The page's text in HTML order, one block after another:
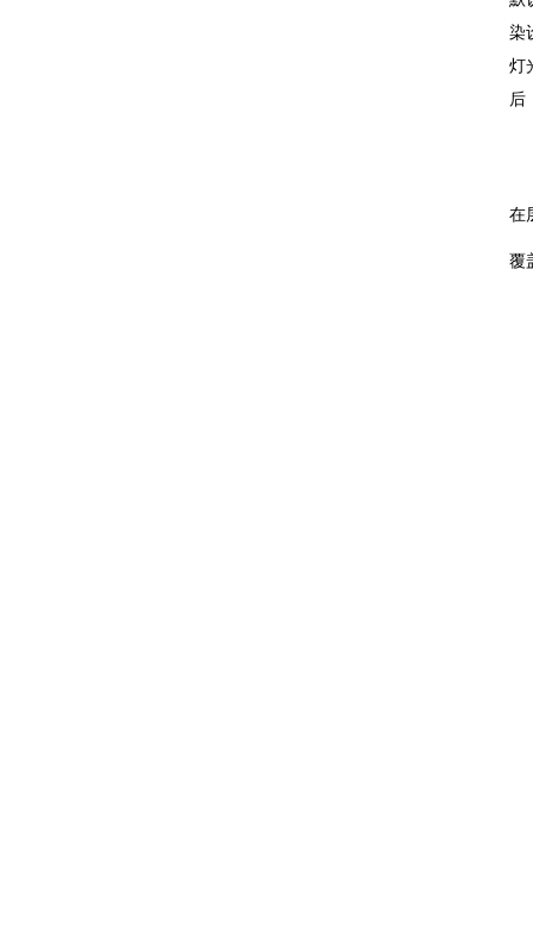
染
灯
后
在
覆